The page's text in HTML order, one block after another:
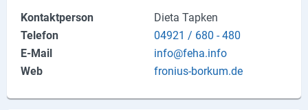
Kontaktperson
Dieta Tapken
Telefon
04921 / 680 - 480
E-Mail
info@feha.info
Web
fronius-borkum.de
Kontaktseite
Newsletter
AGB